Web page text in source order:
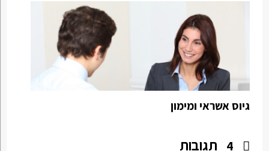
גיוס אשראי ומימון
4 תגובות